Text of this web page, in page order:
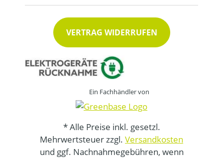
VERTRAG WIDERRUFEN
Ein Fachhändler von
* Alle Preise inkl. gesetzl.
Mehrwertsteuer zzgl. Versandkosten
und ggf. Nachnahmegebühren, wenn